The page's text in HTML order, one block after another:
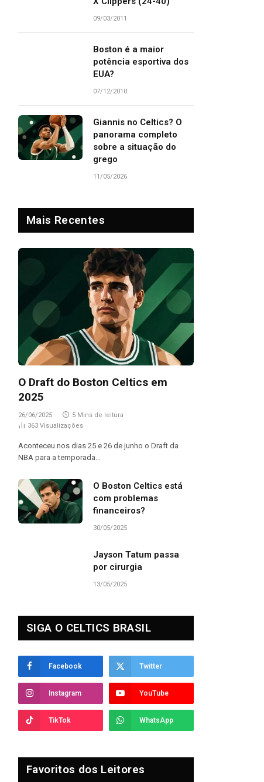
09/03/2011
Boston é a maior
potência esportiva dos
EUA?
07/12/2010
Giannis no Celtics? O
panorama completo
sobre a situação do
grego
11/05/2026
Mais Recentes
O Draft do Boston Celtics em
2025
26/06/2025
5 Mins de leitura
363 Visualizações
Aconteceu nos dias 25 e 26 de junho o Draft da
NBA para a temporada…
O Boston Celtics está
com problemas
financeiros?
30/05/2025
Jayson Tatum passa
por cirurgia
13/05/2025
SIGA O CELTICS BRASIL
Facebook Twitter
Instagram YouTube
TikTok WhatsApp
Favoritos dos Leitores